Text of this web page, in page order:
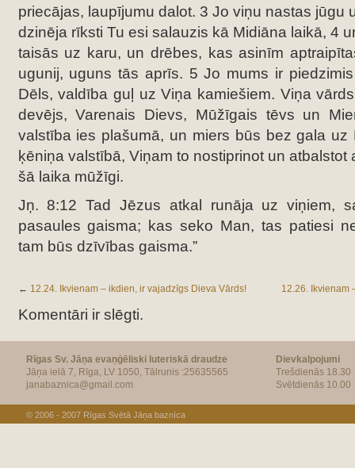
priecājas, laupījumu dalot. 3 Jo viņu nastas jūgu
dzinēja rīksti Tu esi salauzis kā Midiāna laikā, 4
taisās uz karu, un drēbes, kas asinīm
ugunij, uguns tās aprīs. 5 Jo mums ir
Dēls, valdība guļ uz Viņa kamiešiem. Viņa
devējs, Varenais Dievs, Mūžīgais tēvs un
valstība ies plašumā, un miers būs bez gala uz
ķēniņa valstībā, Viņam to nostiprinot un atbalstot
šā laika mūžīgi.
Jņ. 8:12 Tad Jēzus atkal runāja uz viņiem,
pasaules gaisma; kas seko Man, tas patiesi
tam būs dzīvības gaisma.”
← 12.24. Ikvienam – ikdien, ir vajadzīgs Dieva Vārds! 12.26. Ikvienam
Komentāri ir slēgti.
Rīgas Sv. Jāņa evaņģēliski luteriskā draudze
Jāņa ielā 7, Rīga, LV 1050, Tālrunis :25635565
janabaznica@gmail.com
Dievkalpojumi
Trešdienās 18.30
Svētdienās 10.00
© 2006 - 2007 Rīgas Svētā Jāņa baznīca